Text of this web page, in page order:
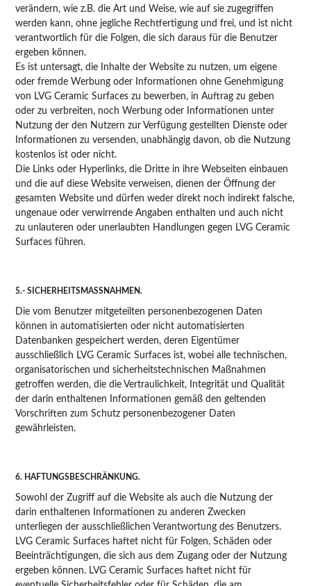
verändern, wie z.B. die Art und Weise, wie auf sie zugegriffen
werden kann, ohne jegliche Rechtfertigung und frei, und ist nicht
verantwortlich für die Folgen, die sich daraus für die Benutzer
ergeben können.
Es ist untersagt, die Inhalte der Website zu nutzen, um eigene
oder fremde Werbung oder Informationen ohne Genehmigung
von LVG Ceramic Surfaces zu bewerben, in Auftrag zu geben
oder zu verbreiten, noch Werbung oder Informationen unter
Nutzung der den Nutzern zur Verfügung gestellten Dienste oder
Informationen zu versenden, unabhängig davon, ob die Nutzung
kostenlos ist oder nicht.
Die Links oder Hyperlinks, die Dritte in ihre Webseiten einbauen
und die auf diese Website verweisen, dienen der Öffnung der
gesamten Website und dürfen weder direkt noch indirekt falsche,
ungenaue oder verwirrende Angaben enthalten und auch nicht
zu unlauteren oder unerlaubten Handlungen gegen LVG Ceramic
Surfaces führen.
5.- SICHERHEITSMASSNAHMEN.
Die vom Benutzer mitgeteilten personenbezogenen Daten
können in automatisierten oder nicht automatisierten
Datenbanken gespeichert werden, deren Eigentümer
ausschließlich LVG Ceramic Surfaces ist, wobei alle technischen,
organisatorischen und sicherheitstechnischen Maßnahmen
getroffen werden, die die Vertraulichkeit, Integrität und Qualität
der darin enthaltenen Informationen gemäß den geltenden
Vorschriften zum Schutz personenbezogener Daten
gewährleisten.
6. HAFTUNGSBESCHRÄNKUNG.
Sowohl der Zugriff auf die Website als auch die Nutzung der
darin enthaltenen Informationen zu anderen Zwecken
unterliegen der ausschließlichen Verantwortung des Benutzers.
LVG Ceramic Surfaces haftet nicht für Folgen, Schäden oder
Beeinträchtigungen, die sich aus dem Zugang oder der Nutzung
ergeben können. LVG Ceramic Surfaces haftet nicht für